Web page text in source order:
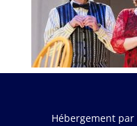
Hébergement par